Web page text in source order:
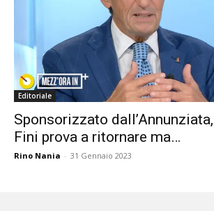
Editoriale
Sponsorizzato
Fini prova a ritornare ma…
Rino Nania - 31 Gennaio 2023